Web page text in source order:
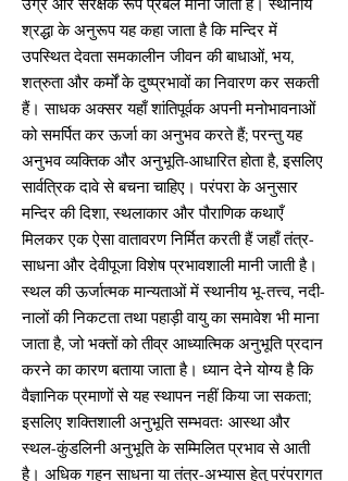
उग्र और संरक्षक रूप प्रबल माना जाता है। स्थानीय
श्रद्धा के अनुरूप यह कहा जाता है कि मन्दिर में
उपस्थित देवता समकालीन जीवन की बाधाओं, भय,
शत्रुता और कर्मों के दुष्प्रभावों का निवारण कर सकती
हैं। साधक अक्सर यहाँ शांतिपूर्वक अपनी मनोभावनाओं
को समर्पित कर ऊर्जा का अनुभव करते हैं; परन्तु यह
अनुभव व्यक्तिक और अनुभूति-आधारित होता है, इसलिए
सार्वत्रिक दावे से बचना चाहिए। परंपरा के अनुसार
मन्दिर की दिशा, स्थलाकार और पौराणिक कथाएँ
मिलकर एक ऐसा वातावरण निर्मित करती हैं जहाँ तंत्र-
साधना और देवीपूजा विशेष प्रभावशाली मानी जाती है।
स्थल की ऊर्जात्मक मान्यताओं में स्थानीय भू-तत्त्व, नदी-
नालों की निकटता तथा पहाड़ी वायु का समावेश भी माना
जाता है, जो भक्तों को तीव्र आध्यात्मिक अनुभूति प्रदान
करने का कारण बताया जाता है। ध्यान देने योग्य है कि
वैज्ञानिक प्रमाणों से यह स्थापन नहीं किया जा सकता;
इसलिए शक्तिशाली अनुभूति सम्भवतः आस्था और
स्थल-कुंडलिनी अनुभूति के सम्मिलित प्रभाव से आती
है। अधिक गहन साधना या तंत्र-अभ्यास हेतु परंपरागत